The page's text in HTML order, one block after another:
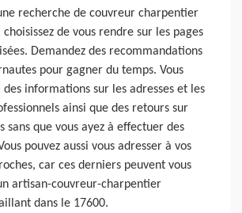
recherche de couvreur charpentier
de vous rendre sur les pages
Demandez des recommandations
pour gagner du temps. Vous
informations sur les adresses et les
ainsi que des retours sur
sans que vous ayez à effectuer des
pouvez aussi vous adresser à vos
car ces derniers peuvent vous
artisan-couvreur-charpentier
dans le 17600.